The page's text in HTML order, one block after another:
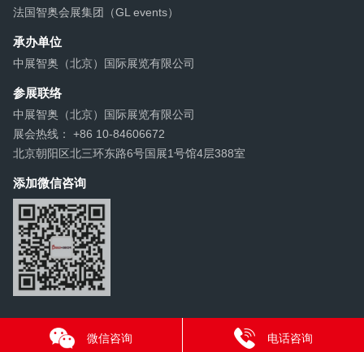
法国智奥会展集团（GL events）
承办单位
中展智奥（北京）国际展览有限公司
参展联络
中展智奥（北京）国际展览有限公司
展会热线： +86 10-84606672
北京朝阳区北三环东路6号国展1号馆4层388室
添加微信咨询
微信咨询 电话咨询